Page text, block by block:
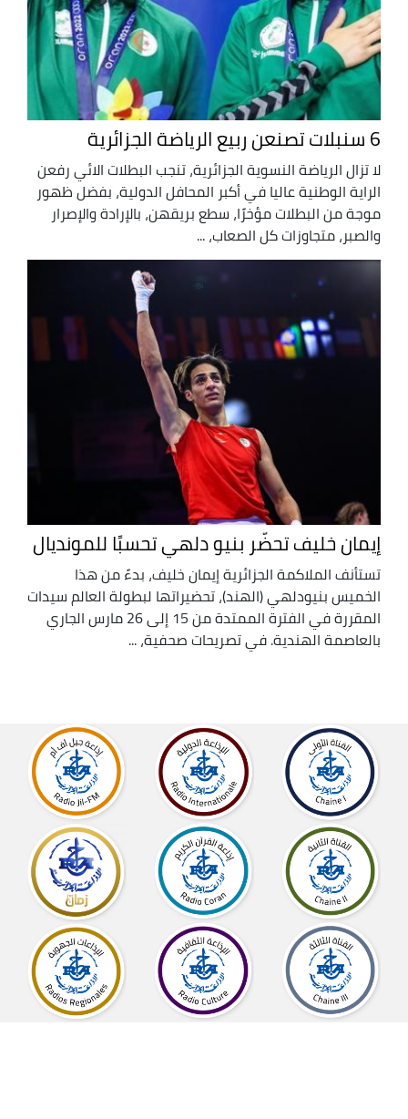
لا تزال الرياضة النسوية الجزائرية، تنجب البطلات الائي رفعن
الراية الوطنية عاليا في أكبر المحافل الدولية، بفضل ظهور
موجة من البطلات مؤخرًا، سطع بريقهن، بالإرادة والإصرار
والصبر، متجاوزات كل الصعاب، ...
إيمان خليف تحضّر بنيو دلهي تحسبًا للمونديال
تستأنف الملاكمة الجزائرية إيمان خليف، بدءً من هذا
الخميس بنيودلهي (الهند)، تحضيراتها لبطولة العالم سيدات
المقررة في الفترة الممتدة من 15 إلى 26 مارس الجاري
بالعاصمة الهندية. في تصريحات صحفية، ...